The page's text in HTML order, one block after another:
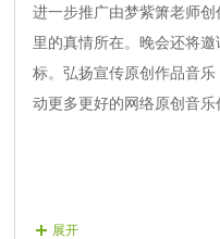
进一步推广由梦紫箫老师
里的真情所在。晚会还将
标。弘扬宣传原创作品音
动更多更好的网络原创音乐
展开